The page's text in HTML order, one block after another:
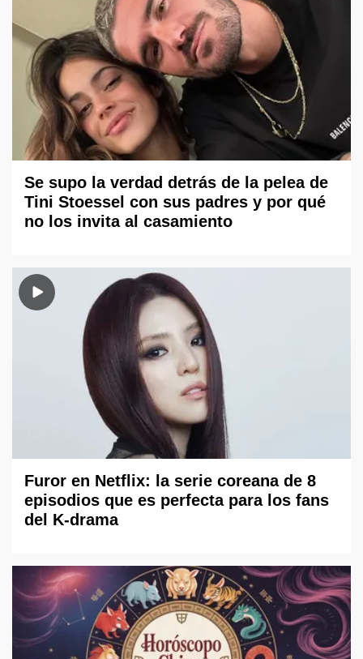
Se supo la verdad detrás de la pelea de
Tini Stoessel con sus padres y por qué
no los invita al casamiento
Furor en Netflix: la serie coreana de 8
episodios que es perfecta para los fans
del K-drama